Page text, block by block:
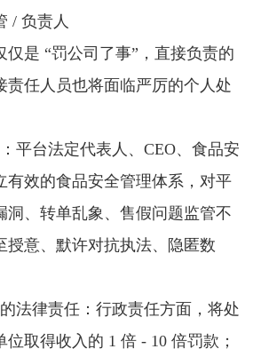
/ 负责人
仅是 “罚公司了事”，直接负责的
责任人员也将面临严厉的个人处
：平台法定代表人、CEO、食品安
有效的食品安全管理体系，对平
洞、转单乱象、售假问题监管不
授意、默许对抗执法、隐匿数
的法律责任：行政责任方面，将处
取得收入的 1 倍 - 10 倍罚款；